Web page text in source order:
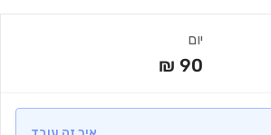
יום
90
₪